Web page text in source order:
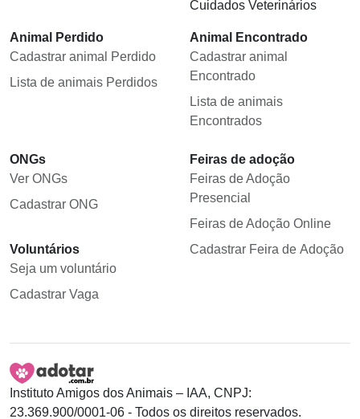
Cuidados Veterinários
Animal Perdido
Cadastrar animal Perdido
Lista de animais Perdidos
Animal Encontrado
Cadastrar animal
Encontrado
Lista de animais
Encontrados
ONGs
Ver ONGs
Cadastrar ONG
Voluntários
Seja um voluntário
Cadastrar Vaga
Feiras de adoção
Feiras de Adoção
Presencial
Feiras de Adoção Online
Cadastrar Feira de Adoção
Instituto Amigos dos Animais – IAA, CNPJ:
23.369.900/0001-06 - Todos os direitos reservados.